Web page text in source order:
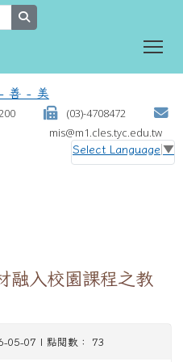
(03)-4708472
mis@m1.cles.tyc.edu.tw
Select Language ▼
融入校園課程之教
05-07 | 點閱數： 73